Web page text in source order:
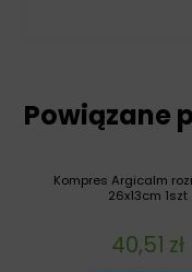
Powiązane
Kompres Argicalm
26x13cm 1szt
40,51 zł